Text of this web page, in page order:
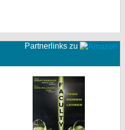
Partnerlinks zu